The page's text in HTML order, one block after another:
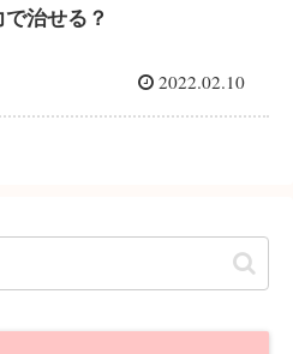
で治せる？
2022.02.10